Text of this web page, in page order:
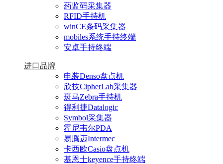
药监码采集器
RFID手持机
winCE条码采集器
mobiles系统手持终端
安卓手持终端
进口品牌
电装Denso盘点机
欣技CipherLab采集器
斑马Zebra手持机
得利捷Datalogic
Symbol采集器
霍尼韦尔PDA
易腾迈Intermec
卡西欧Casio盘点机
基恩士keyence手持终端